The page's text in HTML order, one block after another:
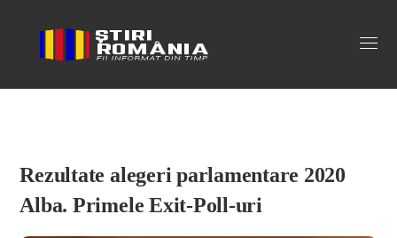
Stiri Romania
Rezultate alegeri parlamentare 2020
Alba. Primele Exit-Poll-uri